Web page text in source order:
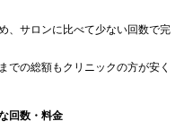
、サロンに比べて少ない回数で完
での総額もクリニックの方が安く
回数・料金